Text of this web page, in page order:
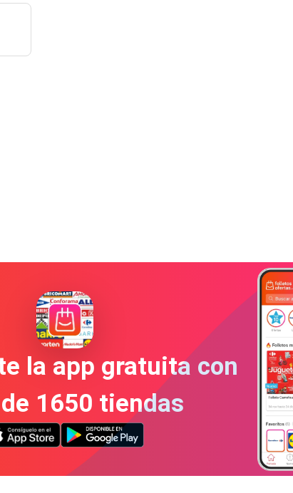
la app gratuita con
1650 tiendas